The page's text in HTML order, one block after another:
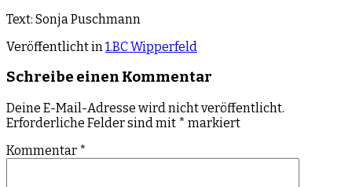
Text: Sonja Puschmann
Veröffentlicht in 1.BC Wipperfeld
Schreibe einen Kommentar
Deine E-Mail-Adresse wird nicht veröffentlicht.
Erforderliche Felder sind mit * markiert
Kommentar *